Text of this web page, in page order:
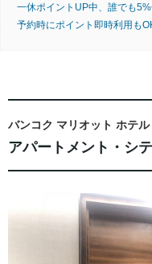
一休ポイントUP中、誰でも5%
予約時にポイント即時利用も
バンコク マリオット ホテ
アパートメント・シ